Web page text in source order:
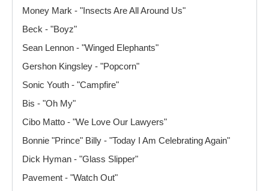
Money Mark - "Insects Are All Around Us"
Beck - "Boyz"
Sean Lennon - "Winged Elephants"
Gershon Kingsley - "Popcorn"
Sonic Youth - "Campfire"
Bis - "Oh My"
Cibo Matto - "We Love Our Lawyers"
Bonnie "Prince" Billy - "Today I Am Celebrating Again"
Dick Hyman - "Glass Slipper"
Pavement - "Watch Out"